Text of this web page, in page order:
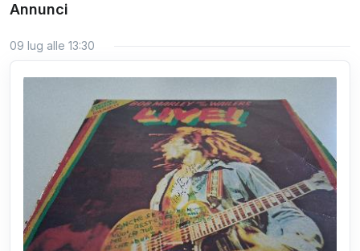
Annunci
09 lug alle 13:30